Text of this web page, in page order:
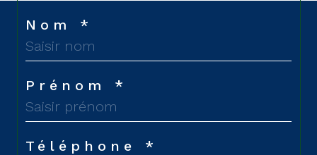
Nom *
Prénom *
Téléphone *